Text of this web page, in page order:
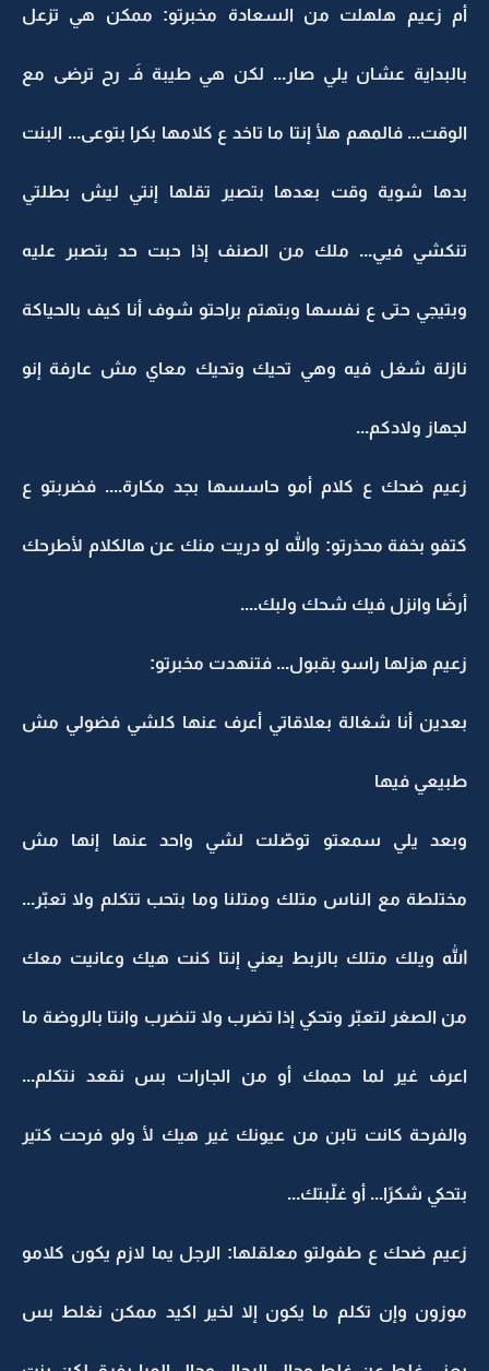
أم زعيم هلهلت من السعادة مخبرتو: ممكن هي تزعل
بالبداية عشان يلي صار... لكن هي طيبة فَـ رح ترضى مع
الوقت... فالمهم هلأ إنتا ما تاخد ع كلامها بكرا بتوعى... البنت
بدها شوية وقت بعدها بتصير تقلها إنتي ليش بطلتي
تنكشي فيي... ملك من الصنف إذا حبت حد بتصبر عليه
وبتيجي حتى ع نفسها وبتهتم براحتو شوف أنا كيف بالحياكة
نازلة شغل فيه وهي تحيك وتحيك معاي مش عارفة إنو
لجهاز ولادكم...
زعيم ضحك ع كلام أمو حاسسها بجد مكارة.... فضربتو ع
كتفو بخفة محذرتو: والله لو دريت منك عن هالكلام لأطرحك
أرضًا وانزل فيك شحك ولبك....
زعيم هزلها راسو بقبول... فتنهدت مخبرتو:
بعدين أنا شغالة بعلاقاتي أعرف عنها كلشي فضولي مش
طبيعي فيها
وبعد يلي سمعتو توصّلت لشي واحد عنها إنها مش
مختلطة مع الناس متلك ومتلنا وما بتحب تتكلم ولا تعبّر...
الله ويلك متلك بالزبط يعني إنتا كنت هيك وعانيت معك
من الصغر لتعبّر وتحكي إذا تضرب ولا تنضرب وانتا بالروضة ما
اعرف غير لما حممك أو من الجارات بس نقعد نتكلم...
والفرحة كانت تابن من عيونك غير هيك لأ ولو فرحت كتير
بتحكي شكرًا... أو غلّبتك...
زعيم ضحك ع طفولتو معلقلها: الرجل يما لازم يكون كلامو
موزون وإن تكلم ما يكون إلا لخير اكيد ممكن نغلط بس